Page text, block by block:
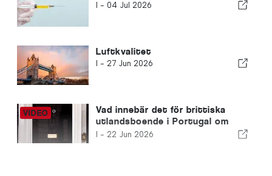
I - 04 Jul 2026
Luftkvalitet
I - 27 Jun 2026
Vad innebär det för brittiska
utlandsboende i Portugal om
Andy Burnham blir
I - 22 Jun 2026